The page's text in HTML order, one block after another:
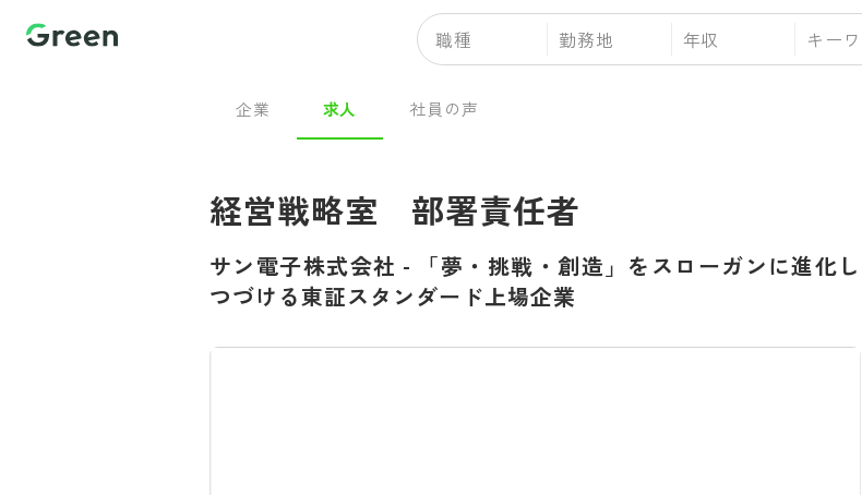
職種 勤務地 年収
企業 求人 社員の声
経営戦略室 部署責任者
サン電子株式会社 -
「夢・挑戦・創造」をスローガンに進化し
つづける東証スタンダード上場企業